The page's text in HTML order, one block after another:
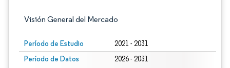
Visión General del Mercado
Período de Estudio 2021 - 2031
Período de Datos
2026 - 2031